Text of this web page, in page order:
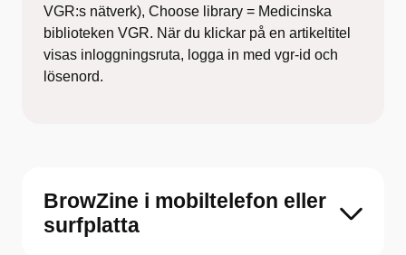
VGR:s nätverk), Choose library = Medicinska
biblioteken VGR. När du klickar på en artikeltitel
visas inloggningsruta, logga in med vgr-id och
lösenord.
BrowZine i mobiltelefon eller
surfplatta